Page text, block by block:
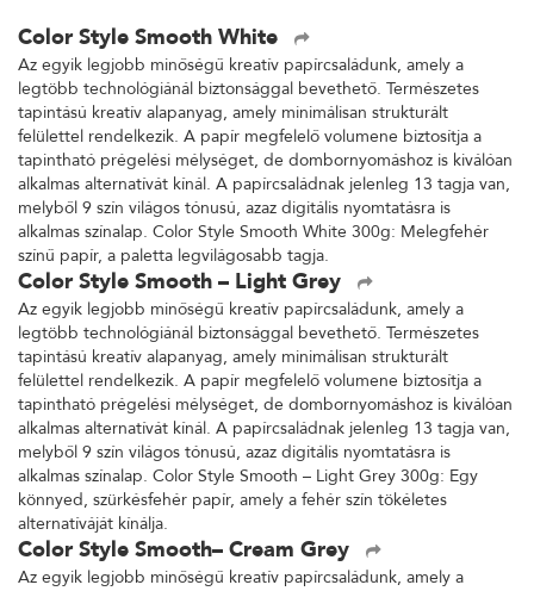
Color Style Smooth White
Az egyik legjobb minőségű kreatív papírcsaládunk, amely a
legtöbb technológiánál biztonsággal bevethető. Természetes
tapintású kreatív alapanyag, amely minimálisan strukturált
felülettel rendelkezik. A papír megfelelő volumene biztosítja a
tapintható prégelési mélységet, de dombornyomáshoz is kiválóan
alkalmas alternatívát kínál. A papírcsaládnak jelenleg 13 tagja van,
melyből 9 szín világos tónusú, azaz digitális nyomtatásra is
alkalmas színalap. Color Style Smooth White 300g: Melegfehér
színű papír, a paletta legvilágosabb tagja.
Color Style Smooth – Light Grey
Az egyik legjobb minőségű kreatív papírcsaládunk, amely a
legtöbb technológiánál biztonsággal bevethető. Természetes
tapintású kreatív alapanyag, amely minimálisan strukturált
felülettel rendelkezik. A papír megfelelő volumene biztosítja a
tapintható prégelési mélységet, de dombornyomáshoz is kiválóan
alkalmas alternatívát kínál. A papírcsaládnak jelenleg 13 tagja van,
melyből 9 szín világos tónusú, azaz digitális nyomtatásra is
alkalmas színalap. Color Style Smooth – Light Grey 300g: Egy
könnyed, szürkésfehér papír, amely a fehér szín tökéletes
alternatíváját kínálja.
Color Style Smooth– Cream Grey
Az egyik legjobb minőségű kreatív papírcsaládunk, amely a